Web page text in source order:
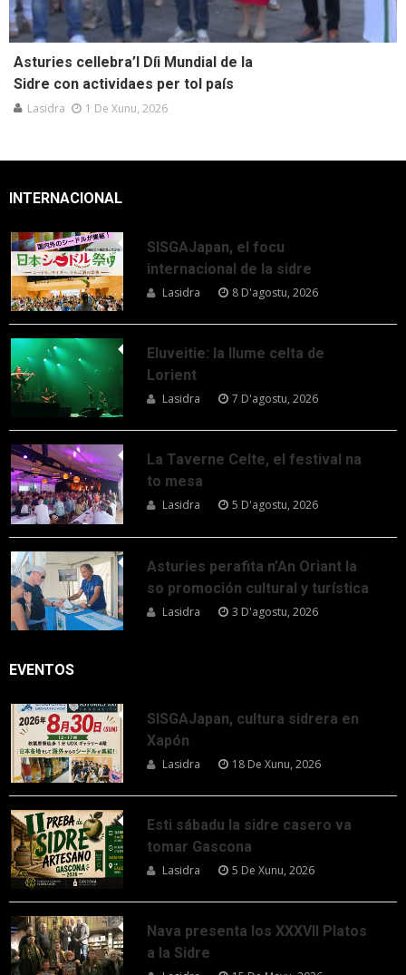
Asturies cellebra’l Díi Mundial de la
Sidre con actividaes per tol país
Lasidra 1 De Xunu, 2026
INTERNACIONAL
SISGAJapan, el focu
internacional de la sidre
Lasidra 8 D'agostu, 2026
Eluveitie: la llume celta de
Lorient
Lasidra 7 D'agostu, 2026
La Taverne Celte, el festival na
to mesa
Lasidra 5 D'agostu, 2026
Asturies perafita n’An Oriant la
so promoción cultural y turística
Lasidra 3 D'agostu, 2026
EVENTOS
SISGAJapan, cultura sidrera en
Xapón
Lasidra 18 De Xunu, 2026
Esti sábadu la sidre casero va
tomar Gascona
Lasidra 5 De Xunu, 2026
Nava presenta los XXXVII Platos
a la Sidre